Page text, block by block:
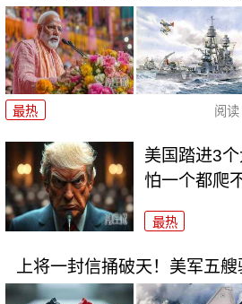
最热 阅读
美国踏进3
怕一个都爬
最热
上将一封信捅破天！美军五艘